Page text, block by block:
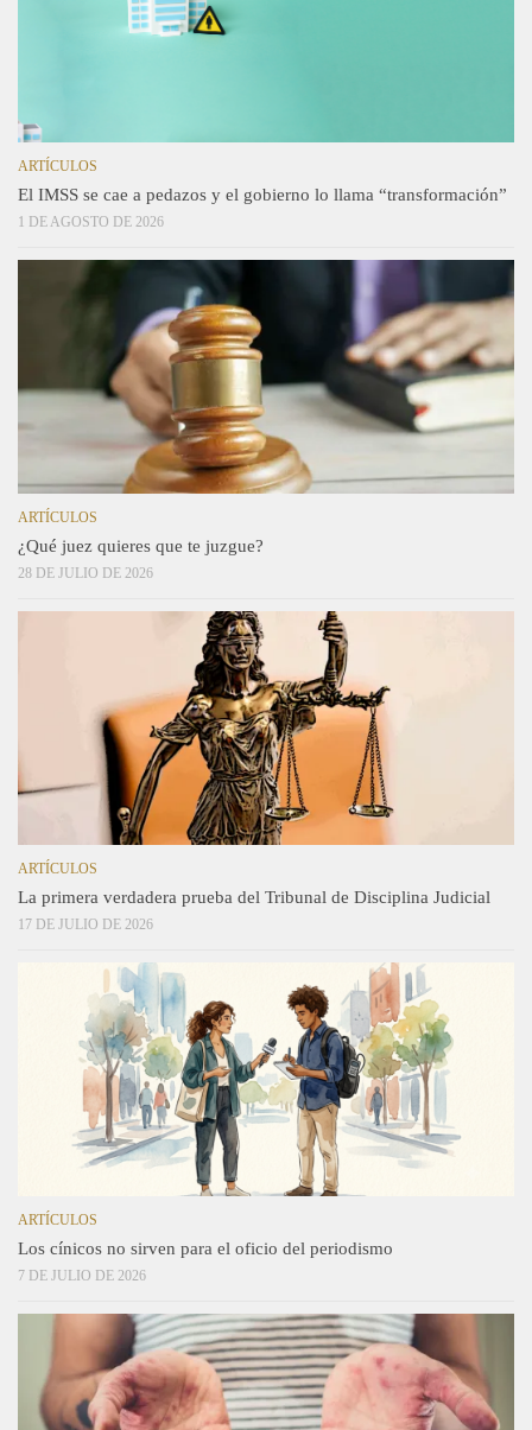
ARTÍCULOS
El IMSS se cae a pedazos y el gobierno lo llama “transformación”
1 DE AGOSTO DE 2026
ARTÍCULOS
¿Qué juez quieres que te juzgue?
28 DE JULIO DE 2026
ARTÍCULOS
La primera verdadera prueba del Tribunal de Disciplina Judicial
17 DE JULIO DE 2026
ARTÍCULOS
Los cínicos no sirven para el oficio del periodismo
7 DE JULIO DE 2026